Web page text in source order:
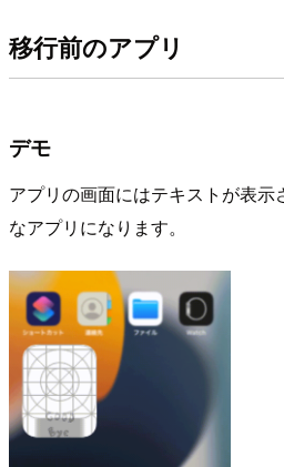
移行前のアプリ
デモ
アプリの画面にはテキストが表
なアプリになります。